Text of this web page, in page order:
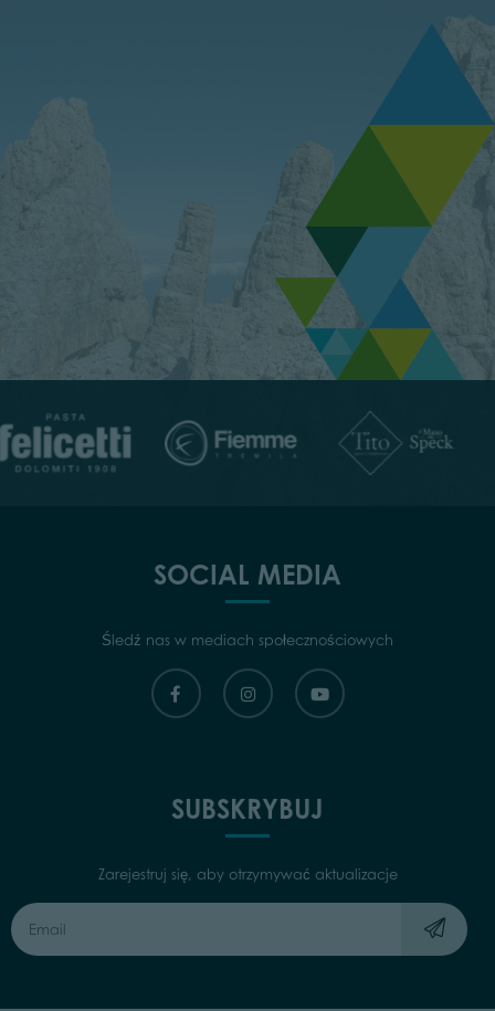
SOCIAL MEDIA
Śledź nas w mediach społecznościowych
SUBSKRYBUJ
Zarejestruj się, aby otrzymywać aktualizacje